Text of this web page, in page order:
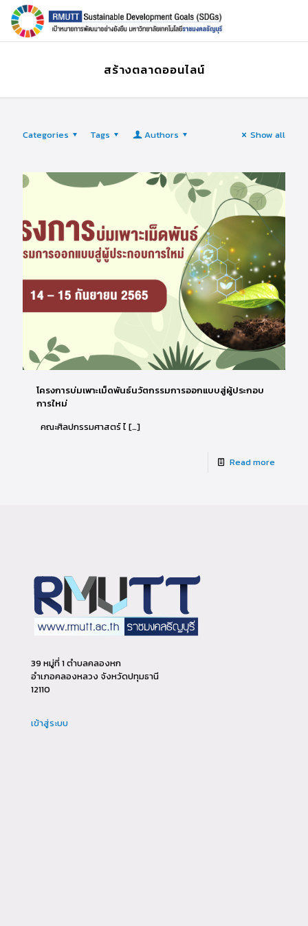
สร้างตลาดออนไลน์
Categories Tags Authors Show all
โครงการบ่มเพาะเม็ดพันธ์นวัตกรรมการออกแบบสู่ผู้ประกอบ
การใหม่
คณะศิลปกรรมศาสตร์ ไ […]
Read more
39 หมู่ที่ 1 ตำบลคลองหก
อำเภอคลองหลวง จังหวัดปทุมธานี
12110
เข้าสู่ระบบ